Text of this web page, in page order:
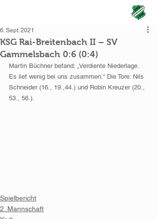
KSG Rai-Breitenbach II – SV
Gammelsbach 0:6 (0:4)
6. Sept. 2021
Martin Büchner befand: „Verdiente Niederlage.
Es lief wenig bei uns zusammen.“ Die Tore: Nils
Schneider (16., 19.,44.) und Robin Kreuzer (20.,
53., 56.).
Spielbericht
2. Mannschaft